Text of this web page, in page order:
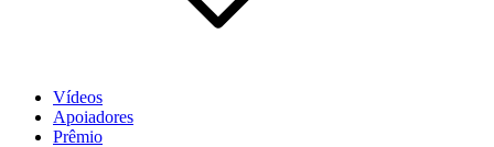
Vídeos
Apoiadores
Prêmio